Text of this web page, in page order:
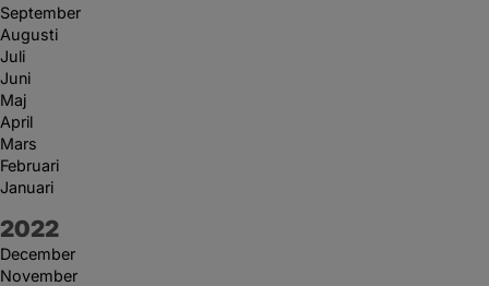
September
Augusti
Juli
Juni
Maj
April
Mars
Februari
Januari
År:
2022
December
November